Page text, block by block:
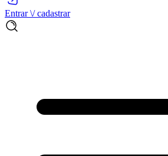
Entrar \/ cadastrar